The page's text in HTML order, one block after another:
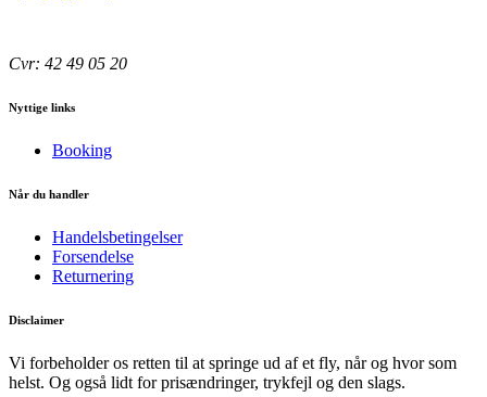
Cvr: 42 49 05 20
Nyttige links
Booking
Når du handler
Handelsbetingelser
Forsendelse
Returnering
Disclaimer
Vi forbeholder os retten til at springe ud af et fly, når og hvor som
helst. Og også lidt for prisændringer, trykfejl og den slags.